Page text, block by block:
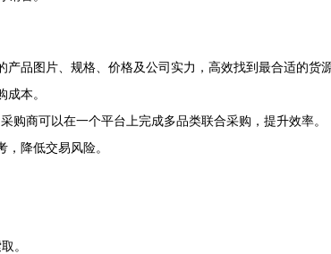
品图片、规格、价格及公司实力，高效找到最合适的货源
本。
购商可以在一个平台上完成多品类联合采购，提升效率。
降低交易风险。
。